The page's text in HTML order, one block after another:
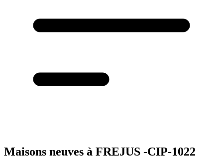
Maisons neuves à FREJUS -CIP-1022